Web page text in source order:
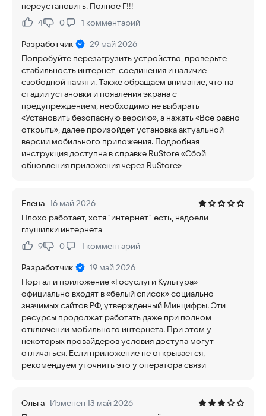
переустановить. Полное Г!!!
Нравится:
4Не нравится:
0 1 комментарий
Разработчик
29 май 2026
Попробуйте перезагрузить устройство, проверьте
стабильность интернет-соединения и наличие
свободной памяти. Также обращаем внимание, что на
стадии установки и появления экрана с
предупреждением, необходимо не выбирать
«Установить безопасную версию», а нажать «Все равно
открыть», далее произойдет установка актуальной
версии мобильного приложения. Подробная
инструкция доступна в справке RuStore «Сбой
обновления приложения через RuStore»
Елена 16 май 2026
Плохо работает, хотя "интернет" есть, надоели
глушилки интернета
Нравится:
9Не нравится:
0 1 комментарий
Разработчик
19 май 2026
Портал и приложение «Госуслуги Культура»
официально входят в «белый список» социально
значимых сайтов РФ, утвержденный Минцифры. Эти
ресурсы продолжат работать даже при полном
отключении мобильного интернета. При этом у
некоторых провайдеров условия доступа могут
отличаться. Если приложение не открывается,
рекомендуем уточнить это у оператора связи
Ольга Изменён 13 май 2026